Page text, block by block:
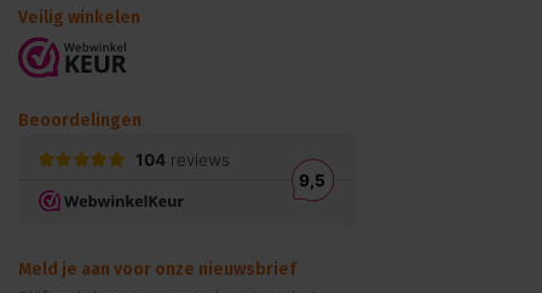
Veilig winkelen
Beoordelingen
Meld je aan voor onze nieuwsbrief